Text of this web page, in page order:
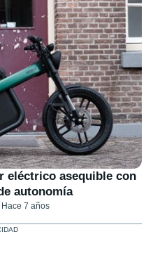
eléctrico asequible con
autonomía
Hace 7 años